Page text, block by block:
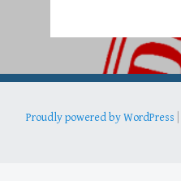
Proudly powered by WordPress